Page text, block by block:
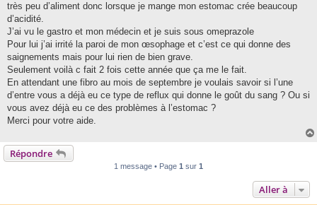
très peu d’aliment donc lorsque je mange mon estomac crée beaucoup
d’acidité.
J’ai vu le gastro et mon médecin et je suis sous omeprazole
Pour lui j’ai irrité la paroi de mon œsophage et c’est ce qui donne des
saignements mais pour lui rien de bien grave.
Seulement voilà c fait 2 fois cette année que ça me le fait.
En attendant une fibro au mois de septembre je voulais savoir si l’une
d’entre vous a déjà eu ce type de reflux qui donne le goût du sang ? Ou si
vous avez déjà eu ce des problèmes à l’estomac ?
Merci pour votre aide.
Répondre
1 message • Page 1 sur 1
Aller à